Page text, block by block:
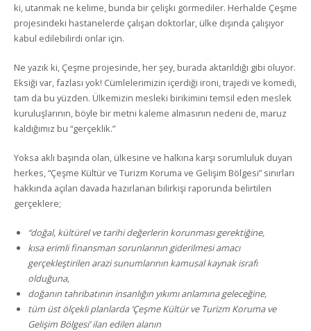
ki, utanmak ne kelime, bunda bir çelişki görmediler. Herhalde Çeşme
projesindeki hastanelerde çalışan doktorlar, ülke dışında çalışıyor
kabul edilebilirdi onlar için.
Ne yazık ki, Çeşme projesinde, her şey, burada aktarıldığı gibi oluyor.
Eksiği var, fazlası yok! Cümlelerimizin içerdiği ironi, trajedi ve komedi,
tam da bu yüzden. Ülkemizin mesleki birikimini temsil eden meslek
kuruluşlarının, böyle bir metni kaleme almasının nedeni de, maruz
kaldığımız bu “gerçeklik.”
Yoksa aklı başında olan, ülkesine ve halkına karşı sorumluluk duyan
herkes, “Çeşme Kültür ve Turizm Koruma ve Gelişim Bölgesi” sınırları
hakkında açılan davada hazırlanan bilirkişi raporunda belirtilen
gerçeklere;
“doğal, kültürel ve tarihi değerlerin korunması gerektiğine,
kısa erimli finansman sorunlarının giderilmesi amacı
gerçekleştirilen arazi sunumlarının kamusal kaynak israfı
olduğuna,
doğanın tahribatının insanlığın yıkımı anlamına geleceğine,
tüm üst ölçekli planlarda ‘Çeşme Kültür ve Turizm Koruma ve
Gelişim Bölgesi’ ilan edilen alanın